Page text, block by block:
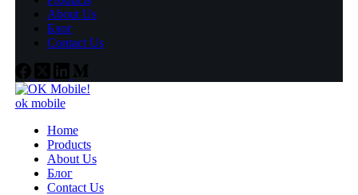
About Us
Блог
Contact Us
ok mobile
Home
Products
About Us
Блог
Contact Us